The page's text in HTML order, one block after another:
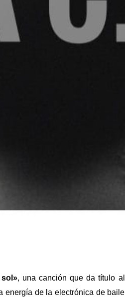
, una canción que da título al
energía de la electrónica de baile